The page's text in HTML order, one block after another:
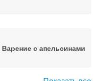
Варение с апельсинами